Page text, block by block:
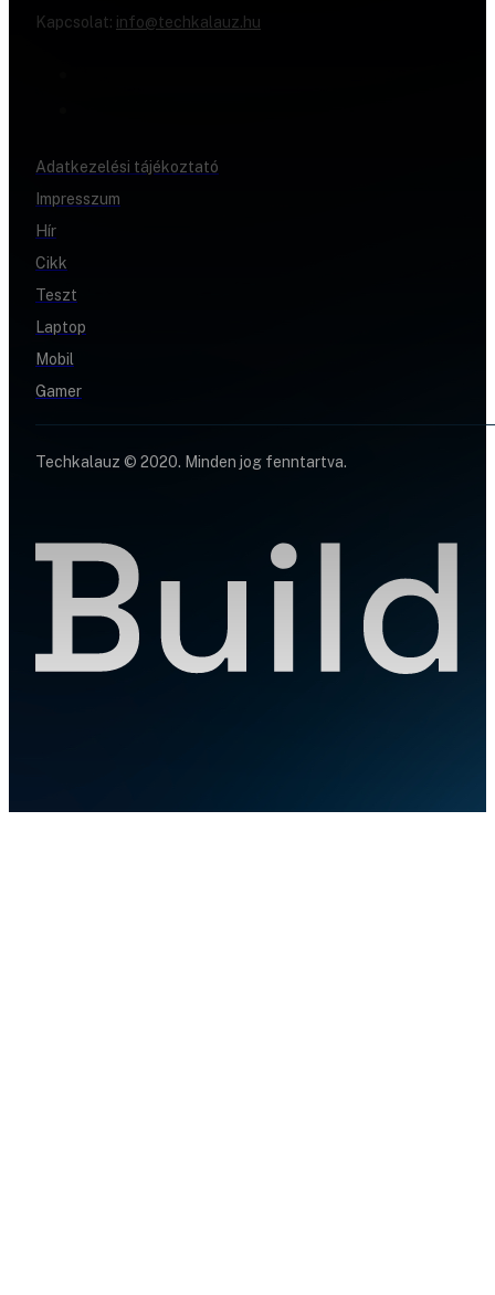
Kapcsolat: info@techkalauz.hu
Adatkezelési tájékoztató
Impresszum
Hír
Cikk
Teszt
Laptop
Mobil
Gamer
Techkalauz © 2020. Minden jog fenntartva.